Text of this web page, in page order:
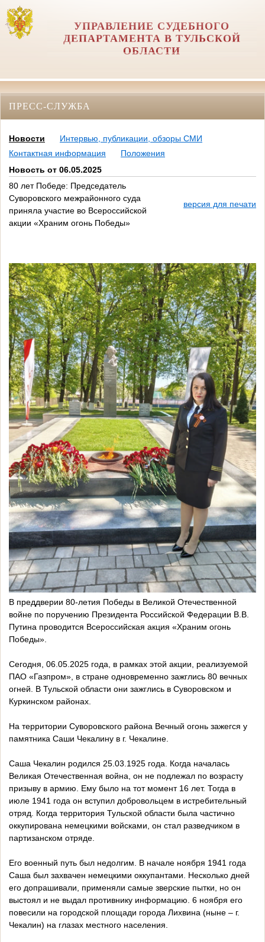
УПРАВЛЕНИЕ СУДЕБНОГО
ДЕПАРТАМЕНТА В ТУЛЬСКОЙ
ОБЛАСТИ
ПРЕСС-СЛУЖБА
Новости
Интервью, публикации, обзоры СМИ
Контактная информация
Положения
Новость от 06.05.2025
80 лет Победе: Председатель
Суворовского межрайонного суда
приняла участие во Всероссийской
акции «Храним огонь Победы»
версия для печати
В преддверии 80-летия Победы в Великой Отечественной
войне по поручению Президента Российской Федерации В.В.
Путина проводится Всероссийская акция «Храним огонь
Победы».
Сегодня, 06.05.2025 года, в рамках этой акции, реализуемой
ПАО «Газпром», в стране одновременно зажглись 80 вечных
огней. В Тульской области они зажглись в Суворовском и
Куркинском районах.
На территории Суворовского района Вечный огонь зажегся у
памятника Саши Чекалину в г. Чекалине.
Саша Чекалин родился 25.03.1925 года. Когда началась
Великая Отечественная война, он не подлежал по возрасту
призыву в армию. Ему было на тот момент 16 лет. Тогда в
июле 1941 года он вступил добровольцем в истребительный
отряд. Когда территория Тульской области была частично
оккупирована немецкими войсками, он стал разведчиком в
партизанском отряде.
Его военный путь был недолгим. В начале ноября 1941 года
Саша был захвачен немецкими оккупантами. Несколько дней
его допрашивали, применяли самые зверские пытки, но он
выстоял и не выдал противнику информацию. 6 ноября его
повесили на городской площади города Лихвина (ныне – г.
Чекалин) на глазах местного населения.